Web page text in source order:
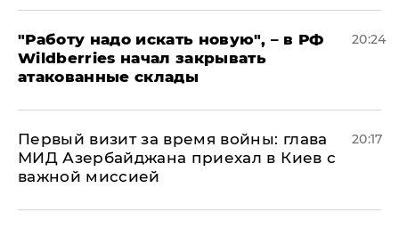
"Работу надо искать новую", – в РФ
Wildberries начал закрывать
атакованные склады
20:24
Первый визит за время войны: глава
МИД Азербайджана приехал в Киев с
важной миссией
20:17